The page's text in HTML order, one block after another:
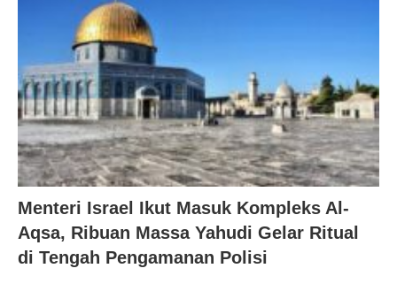
Menteri Israel Ikut Masuk Kompleks Al-
Aqsa, Ribuan Massa Yahudi Gelar Ritual
di Tengah Pengamanan Polisi